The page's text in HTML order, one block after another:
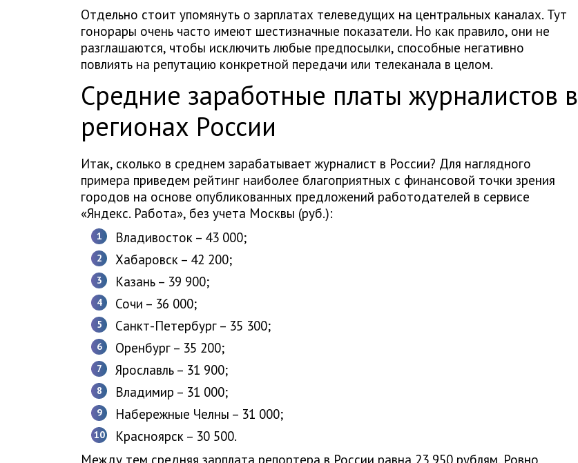
Отдельно стоит упомянуть о зарплатах телеведущих на центральных каналах. Тут
гонорары очень часто имеют шестизначные показатели. Но как правило, они не
разглашаются, чтобы исключить любые предпосылки, способные негативно
повлиять на репутацию конкретной передачи или телеканала в целом.
Средние заработные платы журналистов в
регионах России
Итак, сколько в среднем зарабатывает журналист в России? Для наглядного
примера приведем рейтинг наиболее благоприятных с финансовой точки зрения
городов на основе опубликованных предложений работодателей в сервисе
«Яндекс. Работа», без учета Москвы (руб.):
Владивосток – 43 000;
Хабаровск – 42 200;
Казань – 39 900;
Сочи – 36 000;
Санкт-Петербург – 35 300;
Оренбург – 35 200;
Ярославль – 31 900;
Владимир – 31 000;
Набережные Челны – 31 000;
Красноярск – 30 500.
Между тем средняя зарплата репортера в России равна 23 950 рублям. Ровно